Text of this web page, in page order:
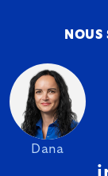
Dana